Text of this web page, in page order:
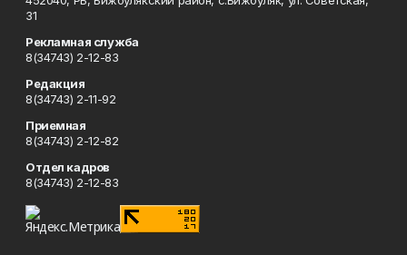
31
Рекламная служба
8(34743) 2-12-83
Редакция
8(34743) 2-11-92
Приемная
8(34743) 2-12-82
Отдел кадров
8(34743) 2-12-83